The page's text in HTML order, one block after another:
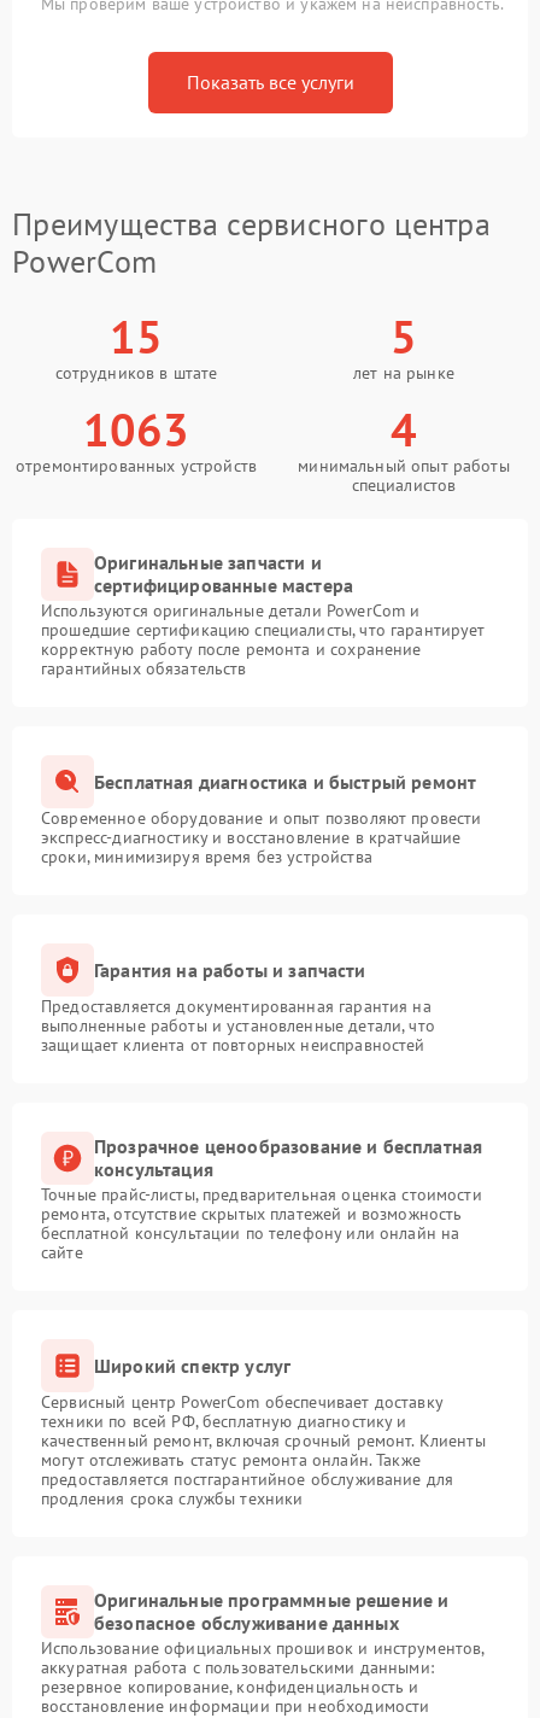
Показать все услуги
Преимущества сервисного центра
PowerCom
15
сотрудников в штате
5
лет на рынке
1063
отремонтированных устройств
4
минимальный опыт работы
специалистов
Оригинальные запчасти и
сертифицированные мастера
Используются оригинальные детали PowerCom и
прошедшие сертификацию специалисты, что гарантирует
корректную работу после ремонта и сохранение
гарантийных обязательств
Бесплатная диагностика и быстрый ремонт
Современное оборудование и опыт позволяют провести
экспресс-диагностику и восстановление в кратчайшие
сроки, минимизируя время без устройства
Гарантия на работы и запчасти
Предоставляется документированная гарантия на
выполненные работы и установленные детали, что
защищает клиента от повторных неисправностей
Прозрачное ценообразование и бесплатная
консультация
Точные прайс-листы, предварительная оценка стоимости
ремонта, отсутствие скрытых платежей и возможность
бесплатной консультации по телефону или онлайн на
сайте
Широкий спектр услуг
Сервисный центр PowerCom обеспечивает доставку
техники по всей РФ, бесплатную диагностику и
качественный ремонт, включая срочный ремонт. Клиенты
могут отслеживать статус ремонта онлайн. Также
предоставляется постгарантийное обслуживание для
продления срока службы техники
Оригинальные программные решение и
безопасное обслуживание данных
Использование официальных прошивок и инструментов,
аккуратная работа с пользовательскими данными:
резервное копирование, конфиденциальность и
восстановление информации при необходимости